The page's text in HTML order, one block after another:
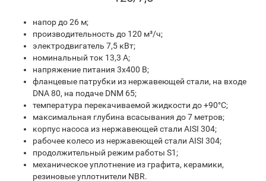
напор до 26 м;
производительность до 120 м³/ч;
электродвигатель 7,5 кВт;
номинальный ток 13,3 A;
напряжение питания 3х400 В;
фланцевые патрубки из нержавеющей стали, на входе
DNA 80, на подаче DNM 65;
температура перекачиваемой жидкости до +90°C;
максимальная глубина всасывания до 7 метров;
корпус насоса из нержавеющей стали AISI 304;
рабочее колесо из нержавеющей стали AISI 304;
продолжительный режим работы S1;
механическое уплотнение из графита, керамики,
резиновые уплотнители NBR.